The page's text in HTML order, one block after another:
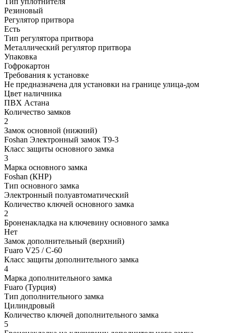
Резиновый
Регулятор притвора
Есть
Тип регулятора притвора
Металлический регулятор притвора
Упаковка
Гофрокартон
Требования к установке
Не предназначена для установки на границе улица-дом
Цвет наличника
ПВХ Астана
Количество замков
2
Замок основной (нижний)
Foshan Электронный замок T9-3
Класс защиты основного замка
3
Марка основного замка
Foshan (КНР)
Тип основного замка
Электронный полуавтоматический
Количество ключей основного замка
2
Броненакладка на ключевину основного замка
Нет
Замок дополнительный (верхний)
Fuaro V25 / C-60
Класс защиты дополнительного замка
4
Марка дополнительного замка
Fuaro (Турция)
Тип дополнительного замка
Цилиндровый
Количество ключей дополнительного замка
5